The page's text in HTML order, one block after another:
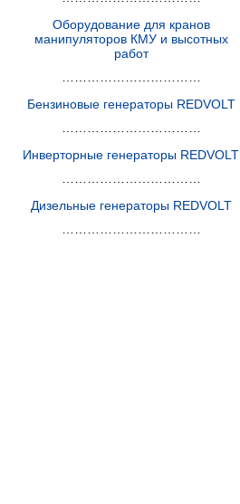
Оборудование для кранов
манипуляторов КМУ и высотных
работ
Бензиновые генераторы REDVOLT
Инверторные генераторы REDVOLT
Дизельные генераторы REDVOLT